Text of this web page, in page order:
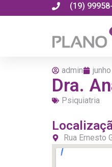
(19)
admin
Dra.
Psiquiatria
Rua Ernesto